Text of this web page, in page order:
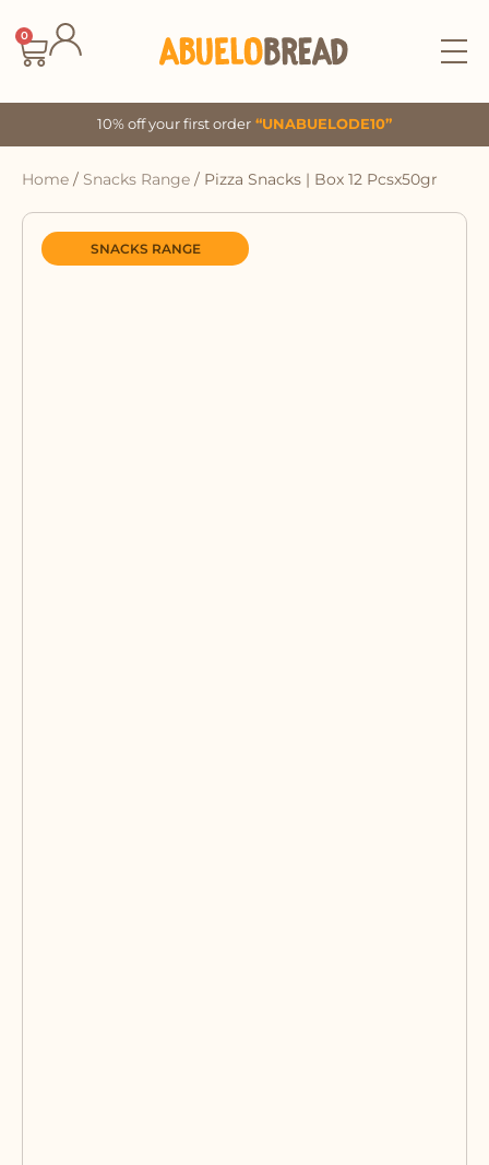
content
0
Cart
10% off your first order “UNABUELODE10”
Home / Snacks Range / Pizza Snacks | Box 12 Pcsx50gr
SNACKS RANGE